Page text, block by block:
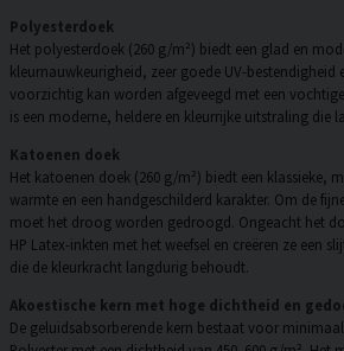
Polyesterdoek
Het polyesterdoek (260 g/m²) biedt een glad en
kleurnauwkeurigheid, zeer goede UV-bestendigheid
voorzichtig kan worden afgeveegd met een
is een moderne, heldere en kleurrijke uitstraling die
Katoenen doek
Het katoenen doek (260 g/m²) biedt een klassieke,
warmte en een handgeschilderd karakter. Om de
moet het droog worden gedroogd. Ongeacht het
HP Latex-inkten met het weefsel en creëren ze een
die de kleurkracht langdurig behoudt.
Akoestische kern met hoge dichtheid en
De geluidsabsorberende kern bestaat voor